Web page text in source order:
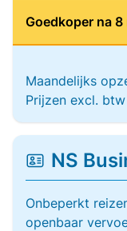
Goedkoper na
Maandelijks
Prijzen excl. btw
NS
Onbeperkt
openbaar